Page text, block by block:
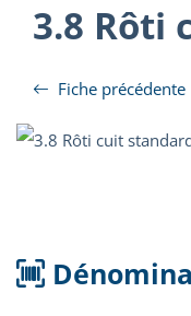
3.8 Rôti
Fiche précédente